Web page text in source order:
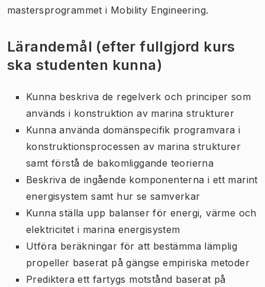
mastersprogrammet i Mobility Engineering.
Lärandemål (efter fullgjord kurs
ska studenten kunna)
Kunna beskriva de regelverk och principer som
används i konstruktion av marina strukturer
Kunna använda domänspecifik programvara i
konstruktionsprocessen av marina strukturer
samt förstå de bakomliggande teorierna
Beskriva de ingående komponenterna i ett marint
energisystem samt hur se samverkar
Kunna ställa upp balanser för energi, värme och
elektricitet i marina energisystem
Utföra beräkningar för att bestämma lämplig
propeller baserat på gängse empiriska metoder
Prediktera ett fartygs motstånd baserat på